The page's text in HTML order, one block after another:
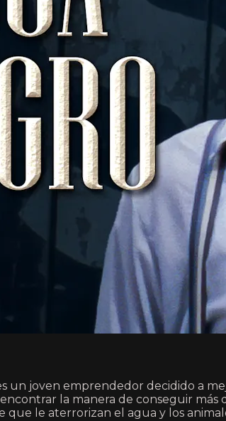
un joven emprendedor decidido a
la manera de conseguir
le aterrorizan el agua y los